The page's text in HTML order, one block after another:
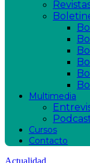
Multimedia
Cursos
Contacto
Actualidad